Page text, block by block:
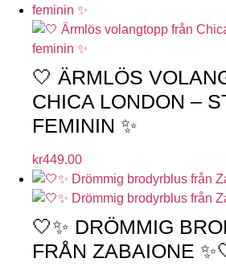
🤍 ÄRMLÖS
CHICA LONDON –
FEMININ ✨
kr449.00
🤍✨ DRÖMMIG
FRÅN ZABAIONE